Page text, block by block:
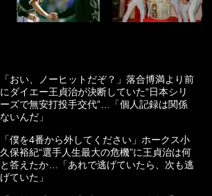
「おい、ノーヒットだぞ？」落合博満より前
にダイエー王貞治が決断していた“日本シリ
ーズで無安打投手交代”…「個人記録は関係
ないんだ」
「僕を4番から外してください」ホークス小
久保裕紀“選手人生最大の危機”に王貞治は何
と答えたか…「あれで逃げていたら、次も逃
げていた」